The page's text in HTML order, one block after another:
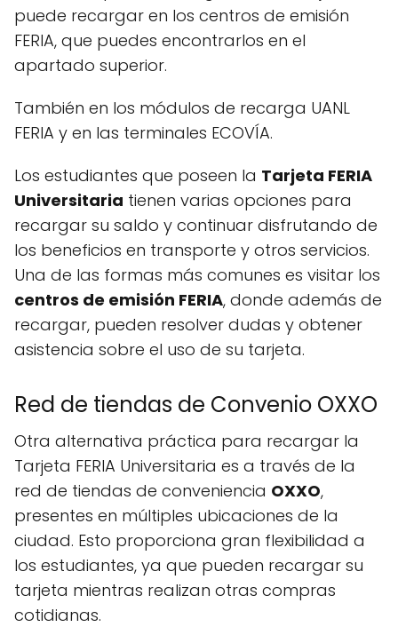
puede recargar en los centros de emisión
FERIA, que puedes encontrarlos en el
apartado superior.
También en los módulos de recarga UANL
FERIA y en las terminales ECOVÍA.
Los estudiantes que poseen la Tarjeta FERIA
Universitaria tienen varias opciones para
recargar su saldo y continuar disfrutando de
los beneficios en transporte y otros servicios.
Una de las formas más comunes es visitar los
centros de emisión FERIA, donde además de
recargar, pueden resolver dudas y obtener
asistencia sobre el uso de su tarjeta.
Red de tiendas de Convenio OXXO
Otra alternativa práctica para recargar la
Tarjeta FERIA Universitaria es a través de la
red de tiendas de conveniencia OXXO,
presentes en múltiples ubicaciones de la
ciudad. Esto proporciona gran flexibilidad a
los estudiantes, ya que pueden recargar su
tarjeta mientras realizan otras compras
cotidianas.